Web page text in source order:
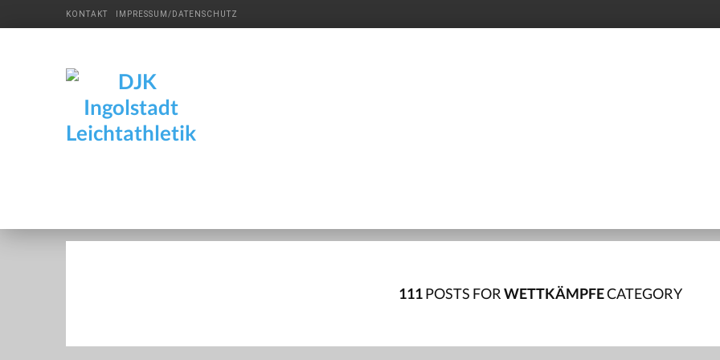
KONTAKT IMPRESSUM/DATENSCHUTZ
DJK
Ingolstadt
Leichtathletik
111POSTS FORWETTKÄMPFECATEGORY